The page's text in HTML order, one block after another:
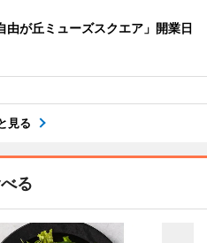
由が丘ミューズスクエア」開業日
見る
る